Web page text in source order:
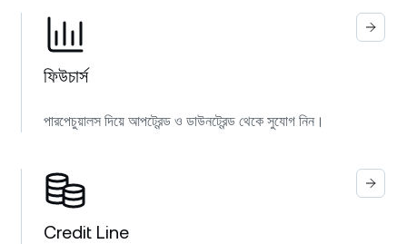
ফিউচার্স
পারপেচুয়ালস দিয়ে আপট্রেন্ড ও ডাউনট্রেন্ড থেকে সুযোগ নিন।
Credit Line